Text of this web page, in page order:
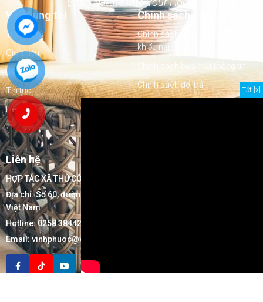
Về chúng tôi
Trang chủ
Giới thiệu
Sản phẩm
Tin tức
Liên hệ
Chính sách
Chính sách bảo hành và xử lý
khiếu nại
Chính sách bảo mật thông tin
Chính sách đổi trả
Liên hệ
HỢP TÁC XÃ THỦ CÔNG MỸ NGHỆ XUẤT KHẨU VĨNH PHƯỚC
Địa chỉ:Số 60, đường 16/7, Tổ DP 17, P. Ninh Hòa, T. Khánh Hòa,
Việt Nam
Hotline:0258 3844282
Email: vinhphuoc@vinhphuoccoop.com
Tắt [x]